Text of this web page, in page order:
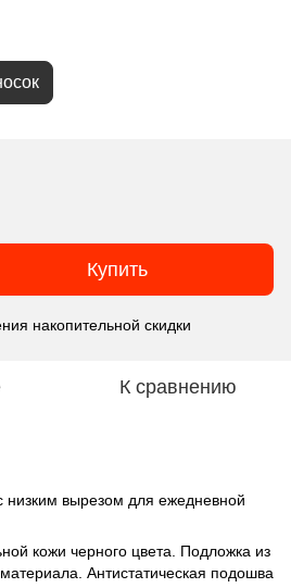
Купить
накопительной скидки
К сравнению
низким вырезом для ежедневной
кожи черного цвета. Подложка из
Антистатическая подошва